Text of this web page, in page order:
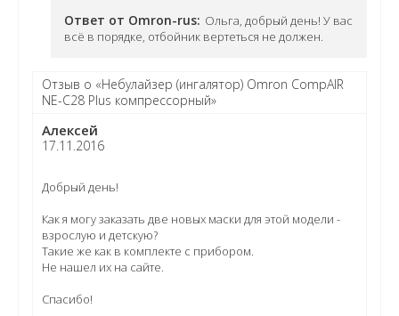
Ответ от Omron-rus: Ольга, добрый день! У вас
всё в порядке, отбойник вертеться не должен.
Отзыв о «Небулайзер (ингалятор) Omron CompAIR
NE-C28 Plus компрессорный»
Алексей
17.11.2016
Добрый день!
Как я могу заказать две новых маски для этой модели -
взрослую и детскую?
Такие же как в комплекте с прибором.
Не нашел их на сайте.
Спасибо!